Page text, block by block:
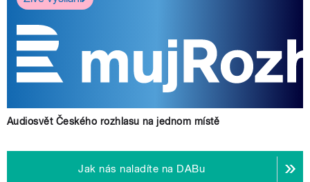
Audiosvět Českého rozhlasu na jednom místě
Jak nás naladíte na DABu